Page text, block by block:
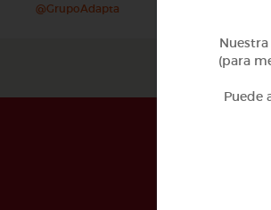
@GrupoAdapta
(para
Puede